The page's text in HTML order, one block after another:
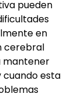
pueden
en
cerebral
mantener
cuando esta